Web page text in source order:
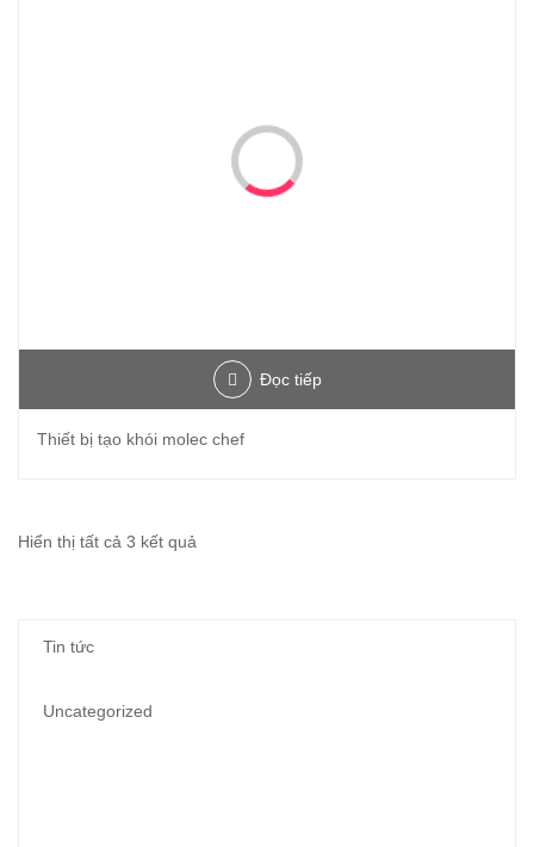
Đọc tiếp
Thiết bị tạo khói molec chef
Hiển thị tất cả 3 kết quả
Tin tức
Uncategorized